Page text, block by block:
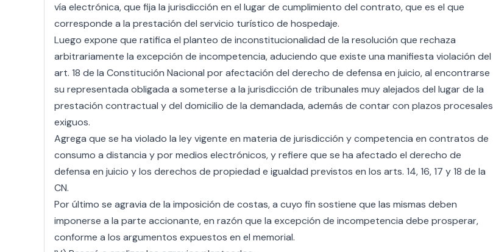
vía electrónica, que fija la jurisdicción en el lugar de cumplimiento del contrato, que es el que
corresponde a la prestación del servicio turístico de hospedaje.
Luego expone que ratifica el planteo de inconstitucionalidad de la resolución que rechaza
arbitrariamente la excepción de incompetencia, aduciendo que existe una manifiesta violación del
art. 18 de la Constitución Nacional por afectación del derecho de defensa en juicio, al encontrarse
su representada obligada a someterse a la jurisdicción de tribunales muy alejados del lugar de la
prestación contractual y del domicilio de la demandada, además de contar con plazos procesales
exiguos.
Agrega que se ha violado la ley vigente en materia de jurisdicción y competencia en contratos de
consumo a distancia y por medios electrónicos, y refiere que se ha afectado el derecho de
defensa en juicio y los derechos de propiedad e igualdad previstos en los arts. 14, 16, 17 y 18 de la
CN.
Por último se agravia de la imposición de costas, a cuyo fin sostiene que las mismas deben
imponerse a la parte accionante, en razón que la excepción de incompetencia debe prosperar,
conforme a los argumentos expuestos en el memorial.